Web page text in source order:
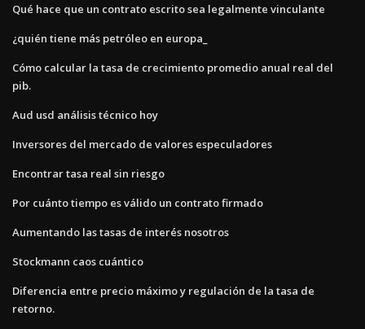
Qué hace que un contrato escrito sea legalmente vinculante
¿quién tiene más petróleo en europa_
Cómo calcular la tasa de crecimiento promedio anual real del
pib.
Aud usd análisis técnico hoy
Inversores del mercado de valores especuladores
Encontrar tasa real sin riesgo
Por cuánto tiempo es válido un contrato firmado
Aumentando las tasas de interés nosotros
Stockmann caos cuántico
Diferencia entre precio máximo y regulación de la tasa de
retorno.